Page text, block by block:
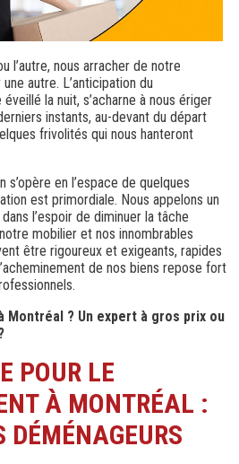
l’autre, nous arracher de notre
autre. L’anticipation du
la nuit, s’acharne à nous ériger
instants, au-devant du départ
frivolités qui nous hanteront
en l’espace de quelques
est primordiale. Nous appelons un
l’espoir de diminuer la tâche
mobilier et nos innombrables
être rigoureux et exigeants, rapides
de nos biens repose fort
Montréal ? Un expert à gros prix ou
POUR LE
À MONTRÉAL :
DÉMÉNAGEURS